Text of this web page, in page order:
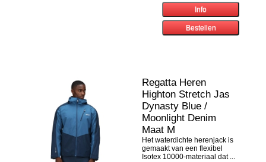
Regatta Heren
Highton Stretch Jas
Dynasty Blue /
Moonlight Denim
Maat M
Het waterdichte herenjack is
gemaakt van een flexibel
Isotex 10000-materiaal dat ...